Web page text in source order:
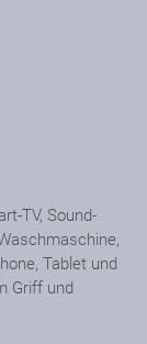
TV, Sound-
Tablet und
Griff und